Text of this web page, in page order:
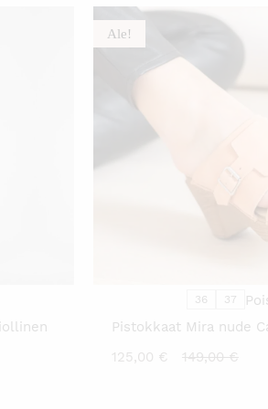
Ale!
36 37
Pistokkaat Mira nude
125,00 €
Nykyinen
149,00€